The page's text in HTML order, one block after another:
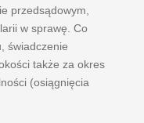
przedsądowym,
w sprawę. Co
świadczenie
także za okres
(osiągnięcia